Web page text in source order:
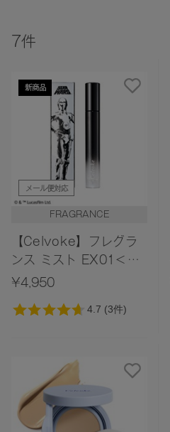
7件
新商品
メール便対応
FRAGRANCE
【Celvoke】フレグラ
ンス ミスト EX01＜限
定デザイン＞＜STAR
¥4,950